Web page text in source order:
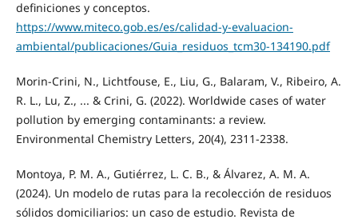
definiciones y conceptos.
https://www.miteco.gob.es/es/calidad-y-evaluacion-
ambiental/publicaciones/Guia_residuos_tcm30-134190.pdf
Morin-Crini, N., Lichtfouse, E., Liu, G., Balaram, V., Ribeiro, A.
R. L., Lu, Z., ... & Crini, G. (2022). Worldwide cases of water
pollution by emerging contaminants: a review.
Environmental Chemistry Letters, 20(4), 2311-2338.
Montoya, P. M. A., Gutiérrez, L. C. B., & Álvarez, A. M. A.
(2024). Un modelo de rutas para la recolección de residuos
sólidos domiciliarios: un caso de estudio. Revista de